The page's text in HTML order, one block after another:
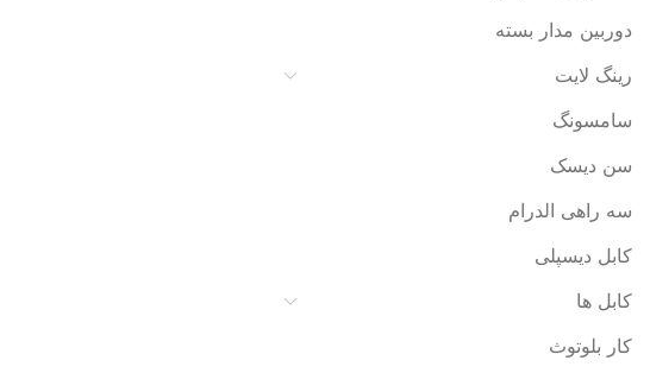
دوربین مدار بسته
رینگ لایت
سامسونگ
سن دیسک
سه راهی الدرام
کابل دیسپلی
کابل ها
کار بلوتوث